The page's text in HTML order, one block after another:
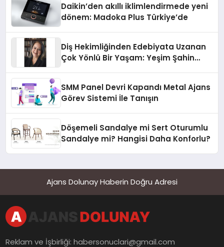
Daikin’den akıllı iklimlendirmede yeni
dönem: Madoka Plus Türkiye’de
Diş Hekimliğinden Edebiyata Uzanan
Çok Yönlü Bir Yaşam: Yeşim Şahin
SMM Panel Devri Kapandı Metal Ajans
Görev Sistemi İle Tanışın
Döşemeli Sandalye mi Sert Oturumlu
Sandalye mi? Hangisi Daha Konforlu?
Ajans Dolunay Haberin Doğru Adresi
Reklam ve İşbirliği:habersonuclari@gmail.com